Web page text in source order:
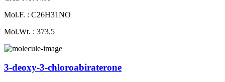
Mol.F. : C26H31NO
Mol.Wt. : 373.5
3-deoxy-3-chloroabiraterone